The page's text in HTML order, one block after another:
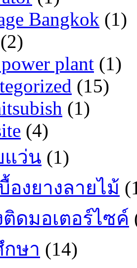
Bangkok (1)
(2)
plant (1)
(15)
(1)
(4)
แว่น (1)
องยางลายไม้
ดมอเตอร์ไซค์
กษา (14)